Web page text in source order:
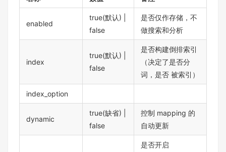
enabled
true(默认) |
false
是否仅作存储，不
做搜索和分析
index
true(默认) |
false
是否构建倒排索引
（决定了是否分
词，是否 被索引）
index_option
dynamic
true(缺省) |
false
控制 mapping 的
自动更新
是否开启